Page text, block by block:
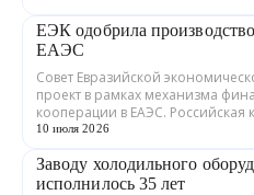
ЕЭК одобрила
ЕАЭС
Совет Евразийской
проект в рамках механизма
кооперации в ЕАЭС.
ГРАДИЕНТ» совместно с
10 июля 2026
Заводу холодильного
исполнилось 35 лет